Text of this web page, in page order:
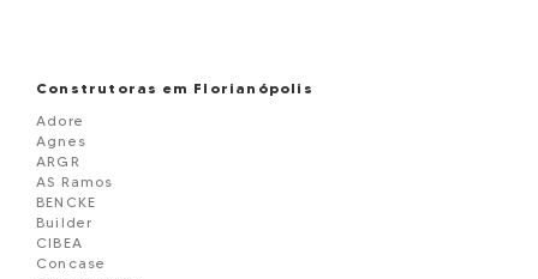
Construtoras em Florianópolis
Adore
Agnes
ARGR
AS Ramos
BENCKE
Builder
CIBEA
Concase